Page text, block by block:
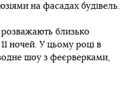
на фасадах будівель.
розважають близько
ночей. У цьому році в
шоу з феєрверками,